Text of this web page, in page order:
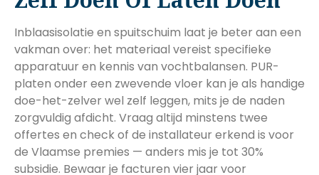
Inblaasisolatie en spuitschuim laat je beter aan een
vakman over: het materiaal vereist specifieke
apparatuur en kennis van vochtbalansen. PUR-
platen onder een zwevende vloer kan je als handige
doe-het-zelver wel zelf leggen, mits je de naden
zorgvuldig afdicht. Vraag altijd minstens twee
offertes en check of de installateur erkend is voor
de Vlaamse premies — anders mis je tot 30%
subsidie. Bewaar je facturen vier jaar voor